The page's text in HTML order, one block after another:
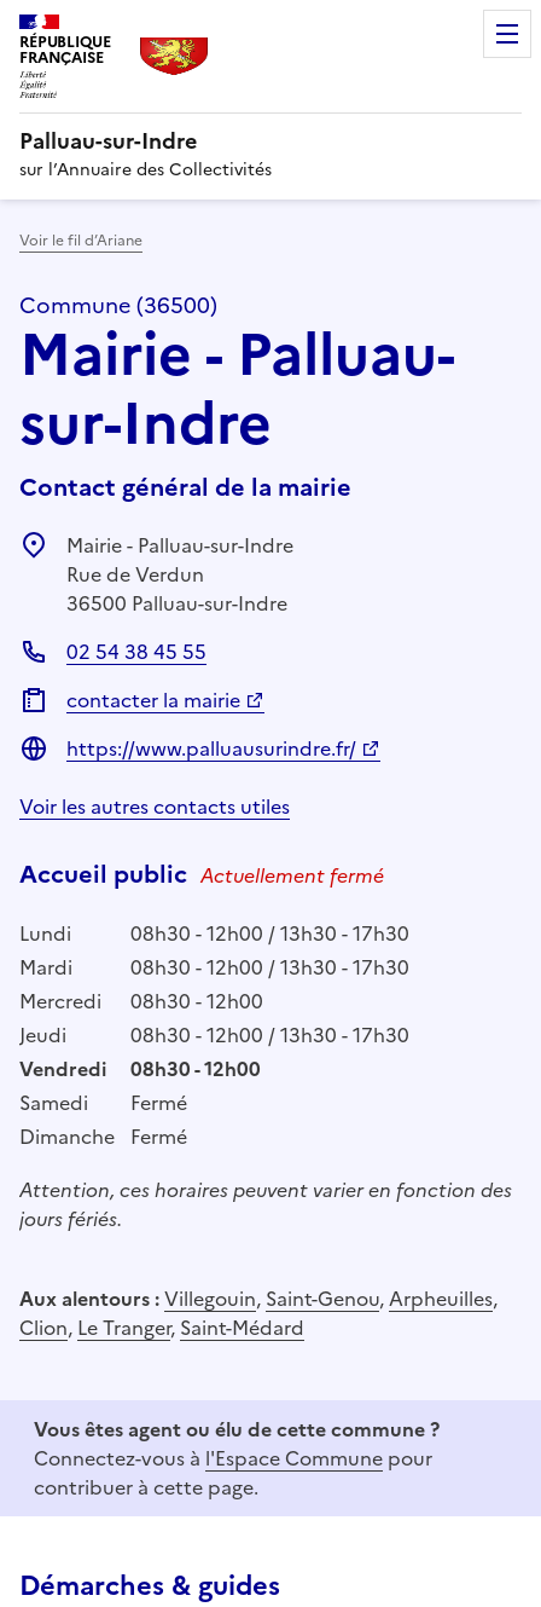
RÉPUBLIQUE
FRANÇAISE
Palluau-sur-Indre
sur l’Annuaire des Collectivités
Voir le fil d’Ariane
Commune (36500)
Mairie - Palluau-
sur-Indre
Contact général de la mairie
Mairie - Palluau-sur-Indre
Rue de Verdun
36500 Palluau-sur-Indre
02 54 38 45 55
contacter la mairie
https://www.palluausurindre.fr/
Voir les autres contacts utiles
Accueil public Actuellement fermé
Lundi
08h30 - 12h00 / 13h30 - 17h30
Mardi
08h30 - 12h00 / 13h30 - 17h30
Mercredi
08h30 - 12h00
Jeudi
08h30 - 12h00 / 13h30 - 17h30
Vendredi
08h30 - 12h00
Samedi
Fermé
Dimanche Fermé
Attention, ces horaires peuvent varier en fonction des
jours fériés.
Aux alentours :Villegouin, Saint-Genou,Arpheuilles,
Clion, Le Tranger, Saint-Médard
Vous êtes agent ou élu de cette commune ?
Connectez-vous à l'Espace Commune pour
contribuer à cette page.
Démarches & guides